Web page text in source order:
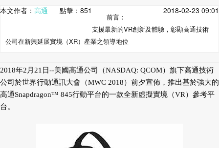
本文作者： 高通 點擊： 851 2018-02-23 09:01
前言：
支援最新的VR創新及體驗，彰顯高通技術
公司在新興延展實境（XR）產業之領導地位
2018年2月21日--美國高通公司（NASDAQ: QCOM）旗下高通技術
公司於世界行動通訊大會（MWC 2018）前夕宣佈，推出基於強大的
高通Snapdragon™ 845行動平台的一款全新虛擬實境（VR）參考平
台。